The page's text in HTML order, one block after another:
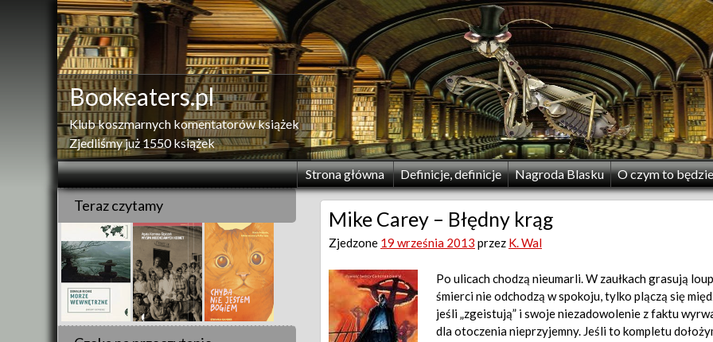
Bookeaters.pl
Klub koszmarnych komentatorów książek
Zjedliśmy już 1550 książek
Strona główna Definicje, definicje Nagroda Blasku O czym to będzie
Mike Carey – Błędny krąg
Zjedzone 19 września 2013 przez K. Wal
Po ulicach chodzą nieumarli. W zaułkach grasują
śmierci nie odchodzą w spokoju, tylko plączą się
jeśli „zgeistują” i swoje niezadowolenie z faktu
dla otoczenia nieprzyjemny. Jeśli to kompletu
Teraz czytamy